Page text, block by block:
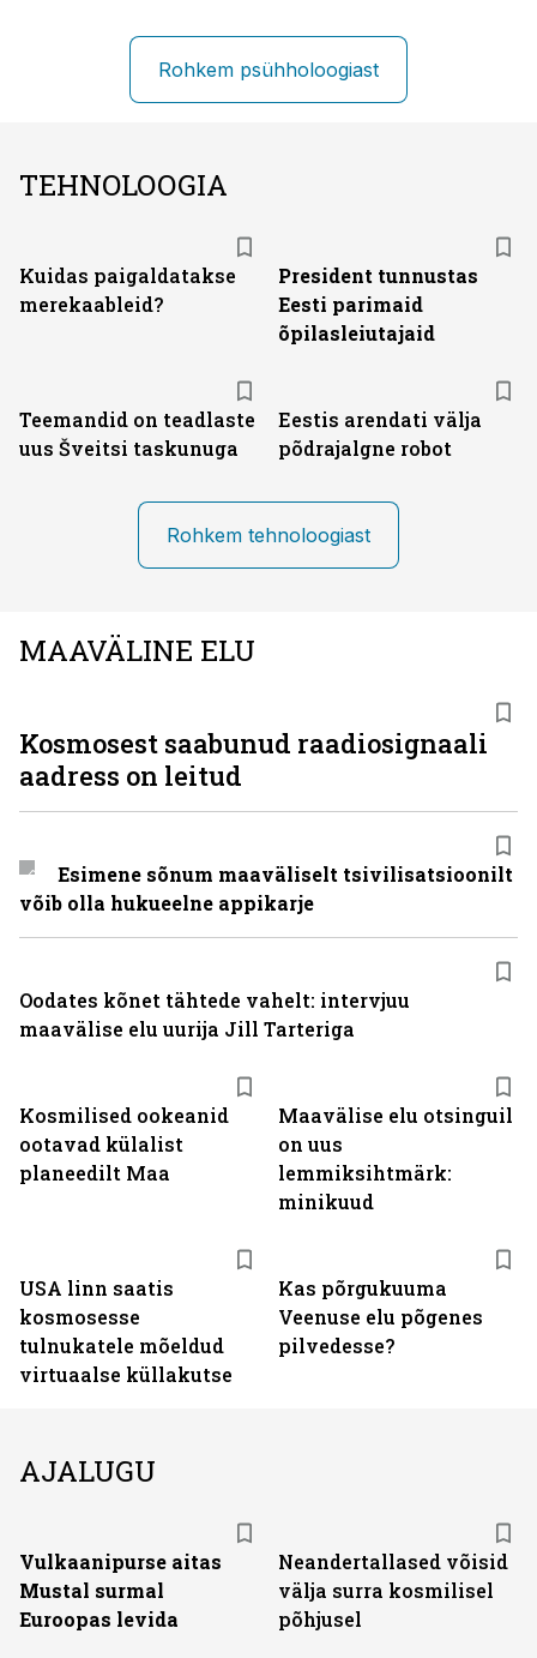
Rohkem psühholoogiast
TEHNOLOOGIA
Kuidas paigaldatakse
merekaableid?
President tunnustas
Eesti parimaid
õpilasleiutajaid
Teemandid on teadlaste
uus Šveitsi taskunuga
Eestis arendati välja
põdrajalgne robot
Rohkem tehnoloogiast
MAAVÄLINE ELU
Kosmilised ookeanid
ootavad külalist
planeedilt Maa
Maavälise elu otsinguil
on uus
lemmiksihtmärk:
minikuud
USA linn saatis
kosmosesse
tulnukatele mõeldud
virtuaalse küllakutse
Kas põrgukuuma
Veenuse elu põgenes
pilvedesse?
Kosmosest saabunud raadiosignaali
aadress on leitud
Esimene sõnum maaväliselt tsivilisatsioonilt
võib olla hukueelne appikarje
Oodates kõnet tähtede vahelt: intervjuu
maavälise elu uurija Jill Tarteriga
AJALUGU
Vulkaanipurse aitas
Mustal surmal
Euroopas levida
Neandertallased võisid
välja surra kosmilisel
põhjusel